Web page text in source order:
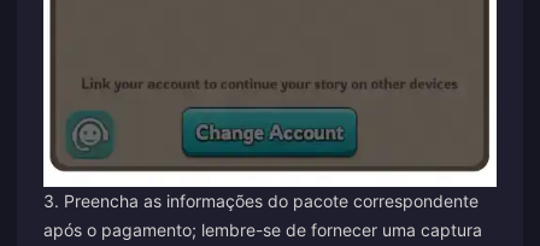
3. Preencha as informações do pacote correspondente
após o pagamento; lembre-se de fornecer uma captura